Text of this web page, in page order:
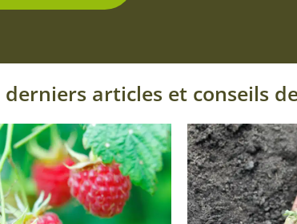
derniers articles et conseils